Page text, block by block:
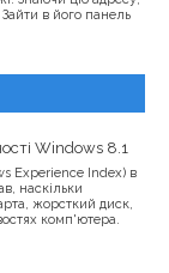
в його панель
Windows 8.1
Experience Index) в
наскільки
жорсткий диск,
комп'ютера.